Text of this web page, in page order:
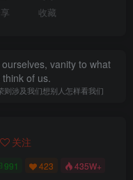
收藏
vanity to what
of us.
涉及我们想别人怎样看我们
关注
991 423 435W+